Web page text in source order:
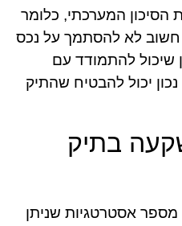
המערכתי, כלומר
חשוב לא להסתמך על נכס
שיכול להתמודד עם
נכון יכול להבטיח שהתיק
בתיק
60/40, ישנן מספר אסטרטגיות שניתן